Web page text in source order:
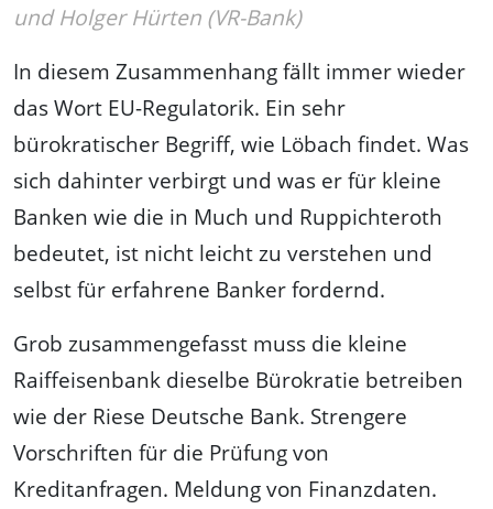
und Holger Hürten (VR-Bank)
In diesem Zusammenhang fällt immer wieder
das Wort EU-Regulatorik. Ein sehr
bürokratischer Begriff, wie Löbach findet. Was
sich dahinter verbirgt und was er für kleine
Banken wie die in Much und Ruppichteroth
bedeutet, ist nicht leicht zu verstehen und
selbst für erfahrene Banker fordernd.
Grob zusammengefasst muss die kleine
Raiffeisenbank dieselbe Bürokratie betreiben
wie der Riese Deutsche Bank. Strengere
Vorschriften für die Prüfung von
Kreditanfragen. Meldung von Finanzdaten.